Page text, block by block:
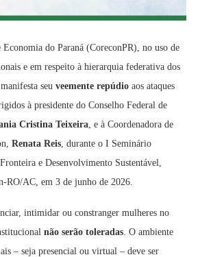
do Paraná (CoreconPR), no uso de
e em respeito à hierarquia federativa dos
seu veemente repúdio aos ataques
à presidente do Conselho Federal de
Cristina Teixeira, e à Coordenadora de
Renata Reis, durante o I Seminário
e Desenvolvimento Sustentável,
RO/AC, em 3 de junho de 2026.
intimidar ou constranger mulheres no
não serão toleradas. O ambiente
– seja presencial ou virtual – deve ser